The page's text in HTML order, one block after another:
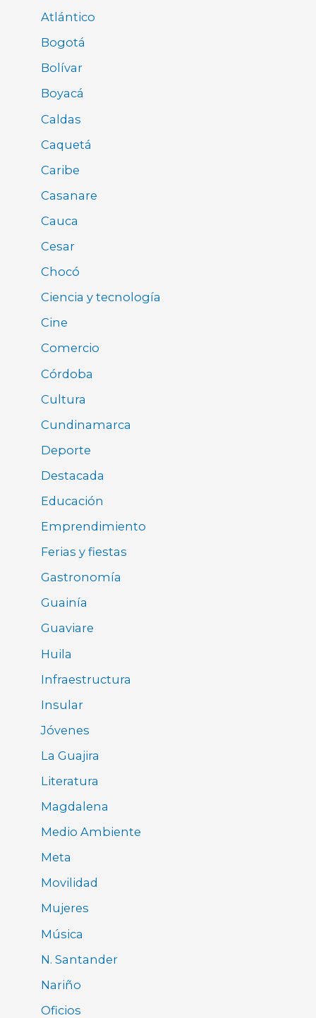
Atlántico
Bogotá
Bolívar
Boyacá
Caldas
Caquetá
Caribe
Casanare
Cauca
Cesar
Chocó
Ciencia y tecnología
Cine
Comercio
Córdoba
Cultura
Cundinamarca
Deporte
Destacada
Educación
Emprendimiento
Ferias y fiestas
Gastronomía
Guainía
Guaviare
Huila
Infraestructura
Insular
Jóvenes
La Guajira
Literatura
Magdalena
Medio Ambiente
Meta
Movilidad
Mujeres
Música
N. Santander
Nariño
Oficios